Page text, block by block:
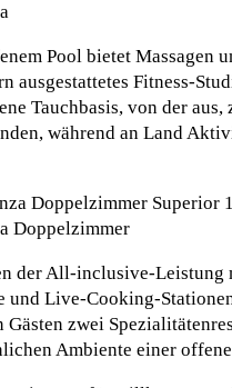
Pool bietet Massagen
ausgestattetes Fitness-
Tauchbasis, von der
während an Land
Doppelzimmer
der All-inclusive-Leistung
und Live-Cooking-
Gästen zwei
Ambiente einer